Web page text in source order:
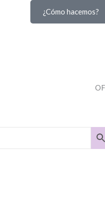
¿Cómo hacemos?